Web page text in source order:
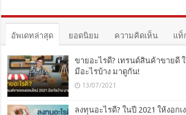
อัพเดทล่าสุด ยอดนิยม ความคิดเห็น แท็
ขายอะไรดี? เทรนด์สินค้าขายดี
มีอะไรบ้าง มาดูกัน!
13/07/2021
ลงทุนอะไรดี? ในปี 2021 ให้งอก